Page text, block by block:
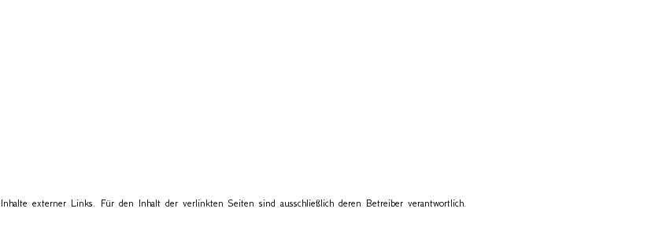
externer Links. Für den Inhalt der verlinkten Seiten sind ausschließlich deren Betreiber verantwortlich.